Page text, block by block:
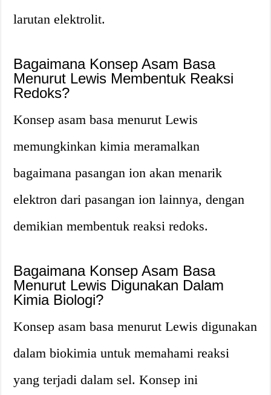
larutan elektrolit.
Bagaimana Konsep Asam Basa
Menurut Lewis Membentuk Reaksi
Redoks?
Konsep asam basa menurut Lewis
memungkinkan kimia meramalkan
bagaimana pasangan ion akan menarik
elektron dari pasangan ion lainnya, dengan
demikian membentuk reaksi redoks.
Bagaimana Konsep Asam Basa
Menurut Lewis Digunakan Dalam
Kimia Biologi?
Konsep asam basa menurut Lewis digunakan
dalam biokimia untuk memahami reaksi
yang terjadi dalam sel. Konsep ini